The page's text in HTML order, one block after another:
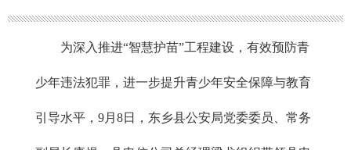
为深入推进“智慧护苗”工程建设，有效预防青
少年违法犯罪，进一步提升青少年安全保障与教育
引导水平，9月8日，东乡县公安局党委委员、常务